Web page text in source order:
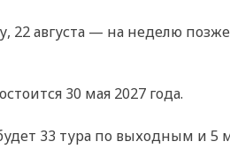
22 августа — на неделю
30 мая 2027 года.
33 тура по выходным и 5